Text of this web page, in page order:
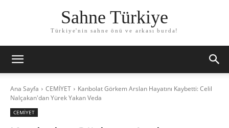
Sahne Türkiye
Türkiye'nin sahne önü ve arkası burda!
Ana Sayfa CEMİYET
Kanbolat Görkem Arslan Hayatını Kaybetti: Celil
Nalçakan'dan Yürek Yakan Veda
CEMİYET